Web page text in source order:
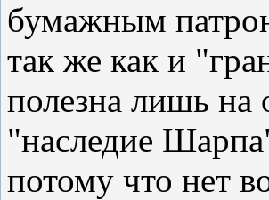
бумажным
так же как и
полезна лишь на
"наследие
потому что нет